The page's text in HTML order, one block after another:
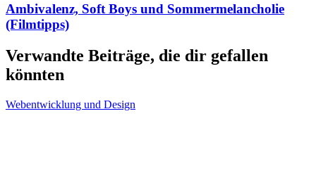
Ambivalenz, Soft Boys und Sommermelancholie
(Filmtipps)
Verwandte Beiträge, die dir gefallen
könnten
Webentwicklung und Design